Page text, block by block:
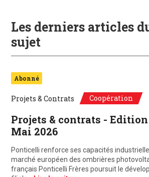
Les derniers articles
sujet
Abonné
Projets & Contrats Coopération
Projets & contrats -
Mai 2026
Ponticelli renforce ses capacités
marché européen des ombrières
français Ponticelli Frères poursuit le